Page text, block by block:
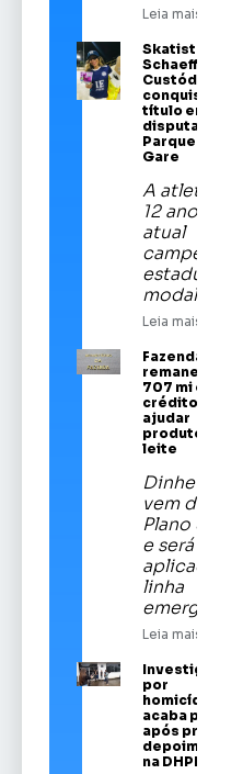
Leia mais
Skatista Alice
Schaeffer
Custódio
conquista
título em
disputa no
Parque da
Gare
A atleta de
12 anos é a
atual
campeã
estadual da
modalidade
Leia mais
Fazenda
remaneja R$
707 mi em
crédito para
ajudar
produtores de
leite
Dinheiro
vem do
Plano Safra
e será
aplicado em
linha
emergencial
Leia mais
Investigado
por
homicídios
acaba preso
após prestar
depoimento
na DHPP